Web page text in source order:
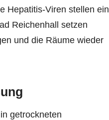
Hepatitis-Viren stellen ein
Reichenhall setzen
und die Räume wieder
getrockneten